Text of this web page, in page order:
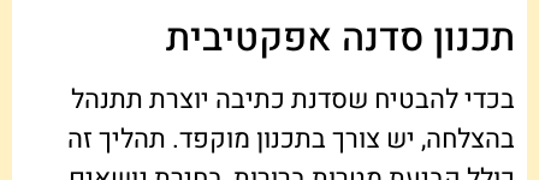
תכנון סדנה אפקטיבית
בכדי להבטיח שסדנת כתיבה יוצרת תתנהל
בהצלחה, יש צורך בתכנון מוקפד. תהליך זה